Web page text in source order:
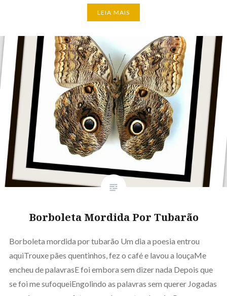
LEIA MAIS
Borboleta Mordida Por Tubarão
Borboleta mordida por tubarão Um dia a poesia entrou
aquiTrouxe pães quentinhos, fez o café e lavou a louçaMe
encheu de palavrasE foi embora sem dizer nada Depois que
se foi me sufoqueiEngolindo as palavras sem querer Jogadas